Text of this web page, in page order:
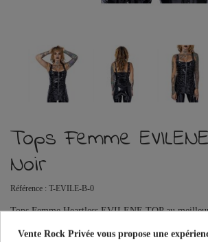
Tops Femme EVILENE
Noir
Référence : T-EVILE-B-0
Tops Femme Heartless EVILENE TOP au
Glamour, Gothique, Punk, Lolita, Kawaii et bien
Vente Rock Privée vous propose une